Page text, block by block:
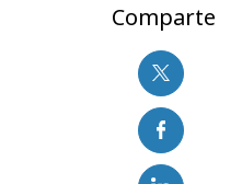
Comparte